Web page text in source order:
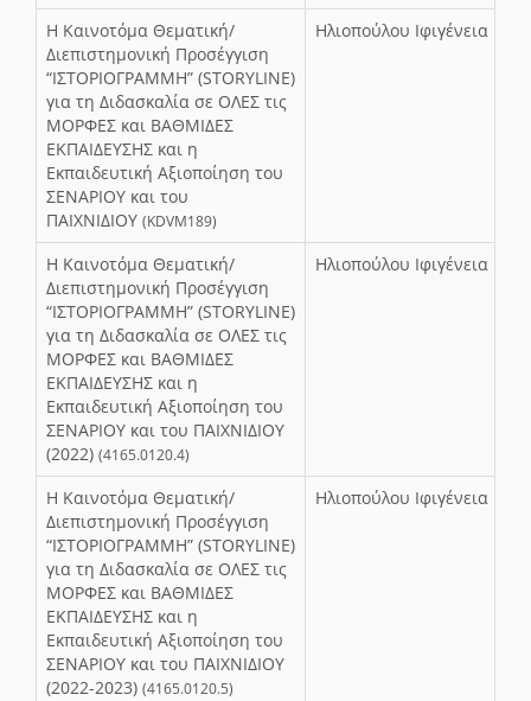
Η Καινοτόμα Θεματική/
Διεπιστημονική Προσέγγιση
“ΙΣΤΟΡΙΟΓΡΑΜΜΗ” (STORYLINE)
για τη Διδασκαλία σε ΟΛΕΣ τις
ΜΟΡΦΕΣ και ΒΑΘΜΙΔΕΣ
ΕΚΠΑΙΔΕΥΣΗΣ και η
Εκπαιδευτική Αξιοποίηση του
ΣΕΝΑΡΙΟΥ και του
ΠΑΙΧΝΙΔΙΟΥ (KDVM189)
Ηλιοπούλου Ιφιγένεια
Η Καινοτόμα Θεματική/
Διεπιστημονική Προσέγγιση
“ΙΣΤΟΡΙΟΓΡΑΜΜΗ” (STORYLINE)
για τη Διδασκαλία σε ΟΛΕΣ τις
ΜΟΡΦΕΣ και ΒΑΘΜΙΔΕΣ
ΕΚΠΑΙΔΕΥΣΗΣ και η
Εκπαιδευτική Αξιοποίηση του
ΣΕΝΑΡΙΟΥ και του ΠΑΙΧΝΙΔΙΟΥ
(2022) (4165.0120.4)
Ηλιοπούλου Ιφιγένεια
Η Καινοτόμα Θεματική/
Διεπιστημονική Προσέγγιση
“ΙΣΤΟΡΙΟΓΡΑΜΜΗ” (STORYLINE)
για τη Διδασκαλία σε ΟΛΕΣ τις
ΜΟΡΦΕΣ και ΒΑΘΜΙΔΕΣ
ΕΚΠΑΙΔΕΥΣΗΣ και η
Εκπαιδευτική Αξιοποίηση του
ΣΕΝΑΡΙΟΥ και του ΠΑΙΧΝΙΔΙΟΥ
(2022-2023) (4165.0120.5)
Ηλιοπούλου Ιφιγένεια